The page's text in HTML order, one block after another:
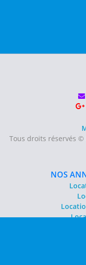
Tous droits réservés
NOS